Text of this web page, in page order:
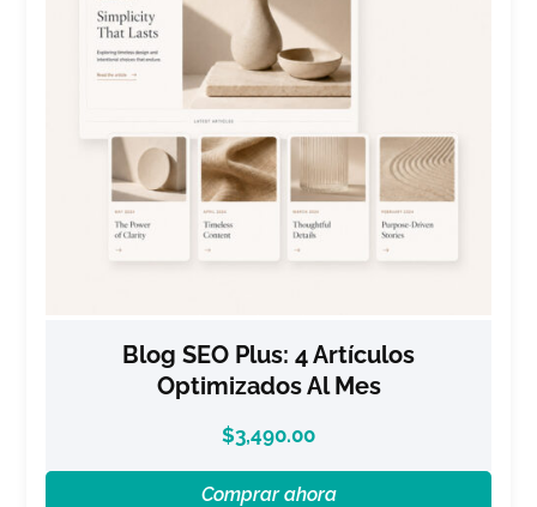
Blog SEO Plus: 4 Artículos
Optimizados Al Mes
$3,490.00
Comprar ahora